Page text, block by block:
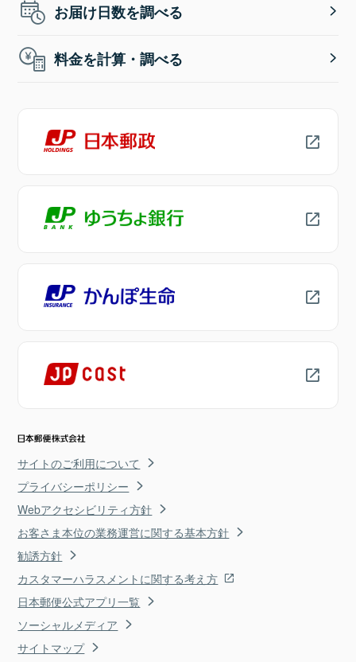
お届け日数を調べる
料金を計算・調べる
サイトのご利用について
プライバシーポリシー
Webアクセシビリティ方針
お客さま本位の業務運営に関する基本方針
勧誘方針
カスタマーハラスメントに関する考え方
日本郵便公式アプリ一覧
ソーシャルメディア
サイトマップ